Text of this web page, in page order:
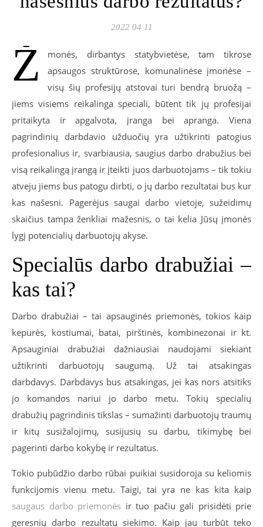
2022 04 11
Ž
monės, dirbantys statybvietėse, tam tikrose
apsaugos struktūrose, komunalinėse įmonėse –
visų šių profesijų atstovai turi bendrą bruožą –
jiems visiems reikalinga speciali, būtent tik jų profesijai
pritaikyta ir apgalvota, įranga bei apranga. Viena
pagrindinių darbdavio užduočių yra užtikrinti patogius
profesionalius ir, svarbiausia, saugius darbo drabužius bei
visą reikalingą įrangą ir įteikti juos darbuotojams – tik tokiu
atveju jiems bus patogu dirbti, o jų darbo rezultatai bus kur
kas našesni. Pagerėjus saugai darbo vietoje, sužeidimų
skaičius tampa ženkliai mažesnis, o tai kelia Jūsų įmonės
lygį potencialių darbuotojų akyse.
Specialūs darbo drabužiai –
kas tai?
Darbo drabužiai – tai apsauginės priemonės, tokios kaip
kepurės, kostiumai, batai, pirštinės, kombinezonai ir kt.
Apsauginiai drabužiai dažniausiai naudojami siekiant
užtikrinti darbuotojų saugumą. Už tai atsakingas
darbdavys. Darbdavys bus atsakingas, jei kas nors atsitiks
jo komandos nariui jo darbo metu. Tokių specialių
drabužių pagrindinis tikslas – sumažinti darbuotojų traumų
ir kitų susižalojimų, susijusių su darbu, tikimybę bei
pagerinti darbo kokybę ir rezultatus.
Tokio pubūdžio darbo rūbai puikiai susidoroja su keliomis
funkcijomis vienu metu. Taigi, tai yra ne kas kita kaip
saugaus darbo priemonės ir tuo pačiu gali prisidėti prie
geresnių darbo rezultatų siekimo. Kaip jau turbūt teko